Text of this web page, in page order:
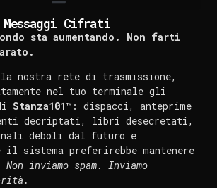
Cifrati
sta aumentando. Non farti
nostra rete di trasmissione,
nel tuo terminale gli
diStanza101™ : dispacci, anteprime
decriptati, libri desecretati,
deboli dal futuro e
sistema preferirebbe mantenere
Non inviamo spam. Inviamo